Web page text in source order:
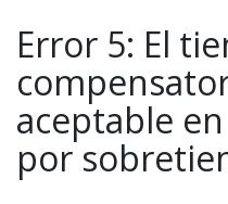
Error 5: El
aceptable
por